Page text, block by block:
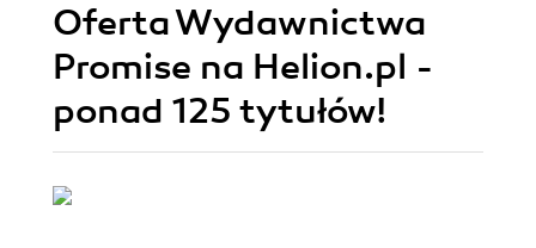
Oferta Wydawnictwa
Promise na Helion.pl -
ponad 125 tytułów!